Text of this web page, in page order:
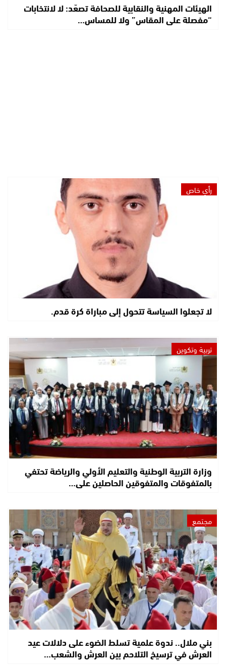
الهيئات المهنية والنقابية للصحافة تصعّد: لا لانتخابات
“مفصلة على المقاس” ولا للمساس…
رأي خاص
لا تجعلوا السياسة تتحول إلى مباراة كرة قدم.
تربية وتكوين
وزارة التربية الوطنية والتعليم الأولي والرياضة تحتفي
بالمتفوقات والمتفوقين الحاصلين على…
مجتمع
بني ملال.. ندوة علمية تسلط الضوء على دلالات عيد
العرش في ترسيخ التلاحم بين العرش والشعب…